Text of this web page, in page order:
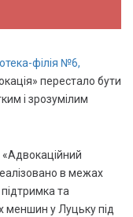
філія №6,
перестало бути
і зрозумілим
в межах
та
меншин у Луцьку під